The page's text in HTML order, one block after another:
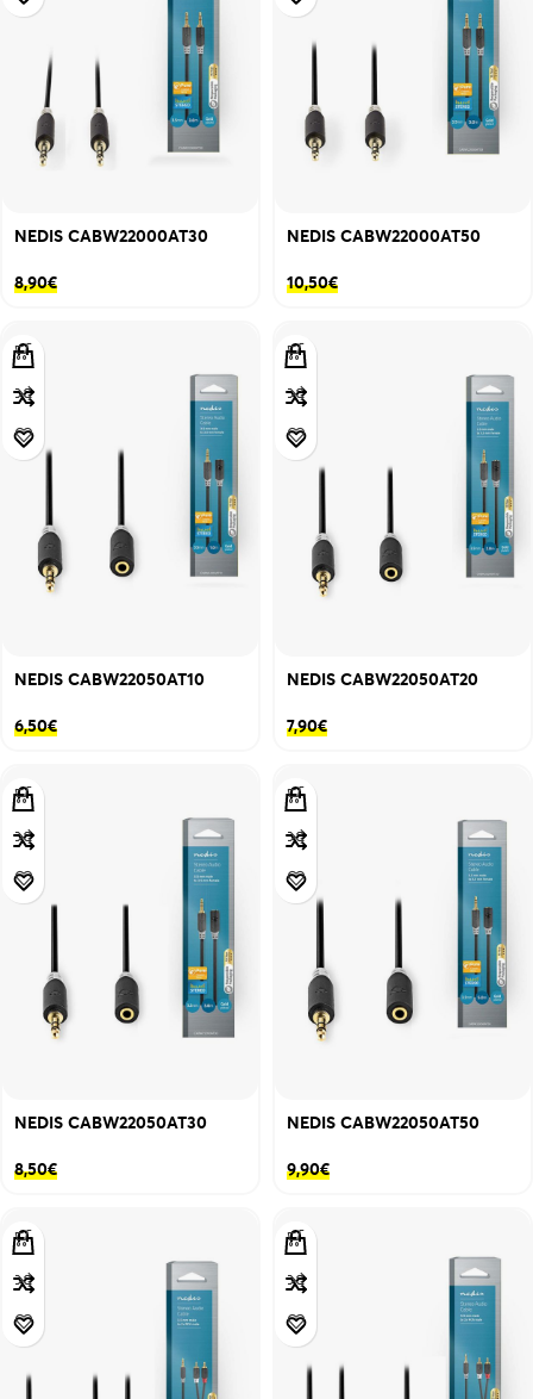
NEDIS CABW22000AT30
8,90€
NEDIS CABW22000AT50
10,50€
NEDIS CABW22050AT10
6,50€
NEDIS CABW22050AT20
7,90€
NEDIS CABW22050AT30
8,50€
NEDIS CABW22050AT50
9,90€